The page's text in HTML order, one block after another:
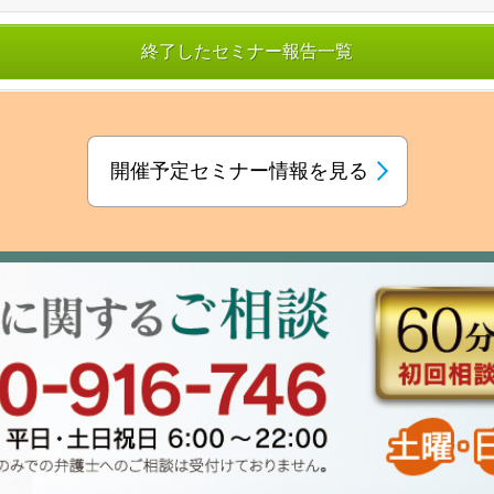
終了したセミナー報告一覧
開催予定セミナー情報を見る